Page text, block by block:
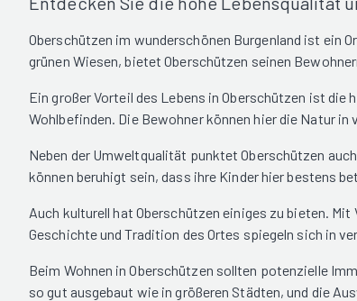
Oberschützen im wunderschönen Burgenland ist ein
grünen Wiesen, bietet Oberschützen seinen
Ein großer Vorteil des Lebens in Oberschützen ist
Wohlbefinden. Die Bewohner können hier die Natur
Neben der Umweltqualität punktet Oberschützen
können beruhigt sein, dass ihre Kinder hier bestens
Auch kulturell hat Oberschützen einiges zu bieten.
Geschichte und Tradition des Ortes spiegeln sich in
Beim Wohnen in Oberschützen sollten potenzielle
so gut ausgebaut wie in größeren Städten, und die